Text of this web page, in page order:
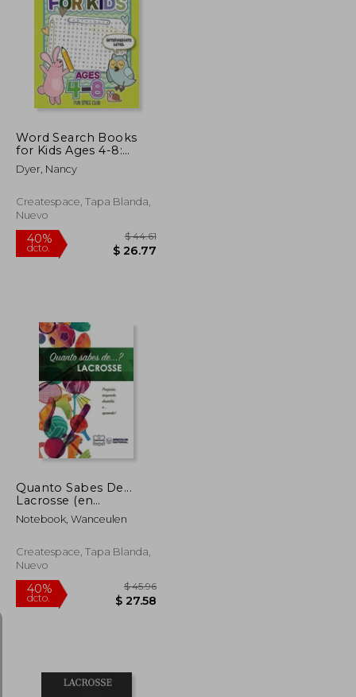
$ 26.77 dcto.
$ 40.86
$ 24.52
Word Search Books
for Kids Ages 4-8:
Circle a Word Puzzle
Books Word Search
Grade Level
Preschool,
Inglés)
Dyer, Nancy
Createspace, Tapa Blanda,
Nuevo
40%
dcto.
Quanto Sabes De...
Lacrosse (en
Portugués)
Notebook, Wanceulen
Createspace, Tapa Blanda,
Nuevo